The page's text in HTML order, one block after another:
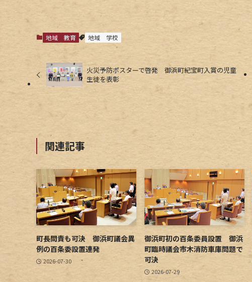
地域 教育 地域 学校
火災予防ポスターで啓発 御浜町紀宝町入賞の児童
生徒を表彰
関連記事
町長問責も可決 御浜町議会異
例の百条委設置連発
2026-07-30
御浜町初の百条委員設置 御浜
町臨時議会市木消防車庫問題で
可決
2026-07-29